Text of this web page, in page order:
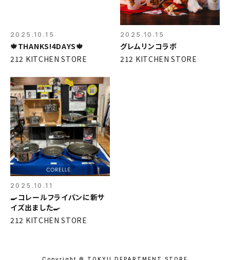
2025.10.15
🍁THANKS!4DAYS🍁
212 KITCHEN STORE
2025.10.15
グレムリンコラボ
212 KITCHEN STORE
2025.10.11
🍳コレールフライパンに新サ
イズ出ました🍳
212 KITCHEN STORE